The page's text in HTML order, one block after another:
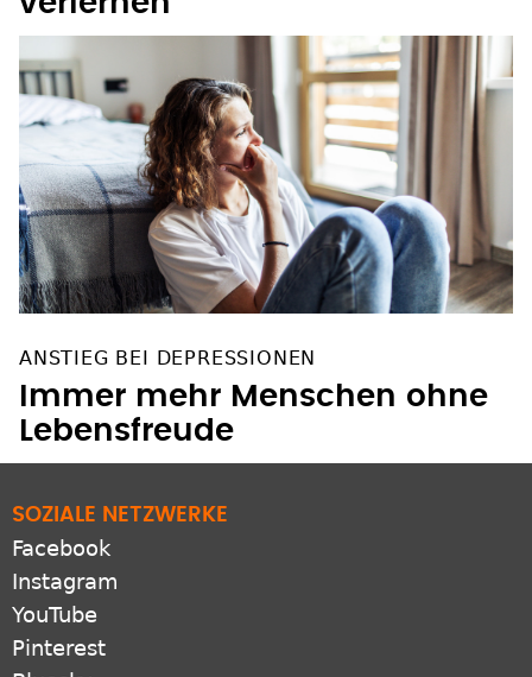
Immer mehr Menschen ohne
Lebensfreude
Facebook
Instagram
YouTube
Pinterest
Bluesky